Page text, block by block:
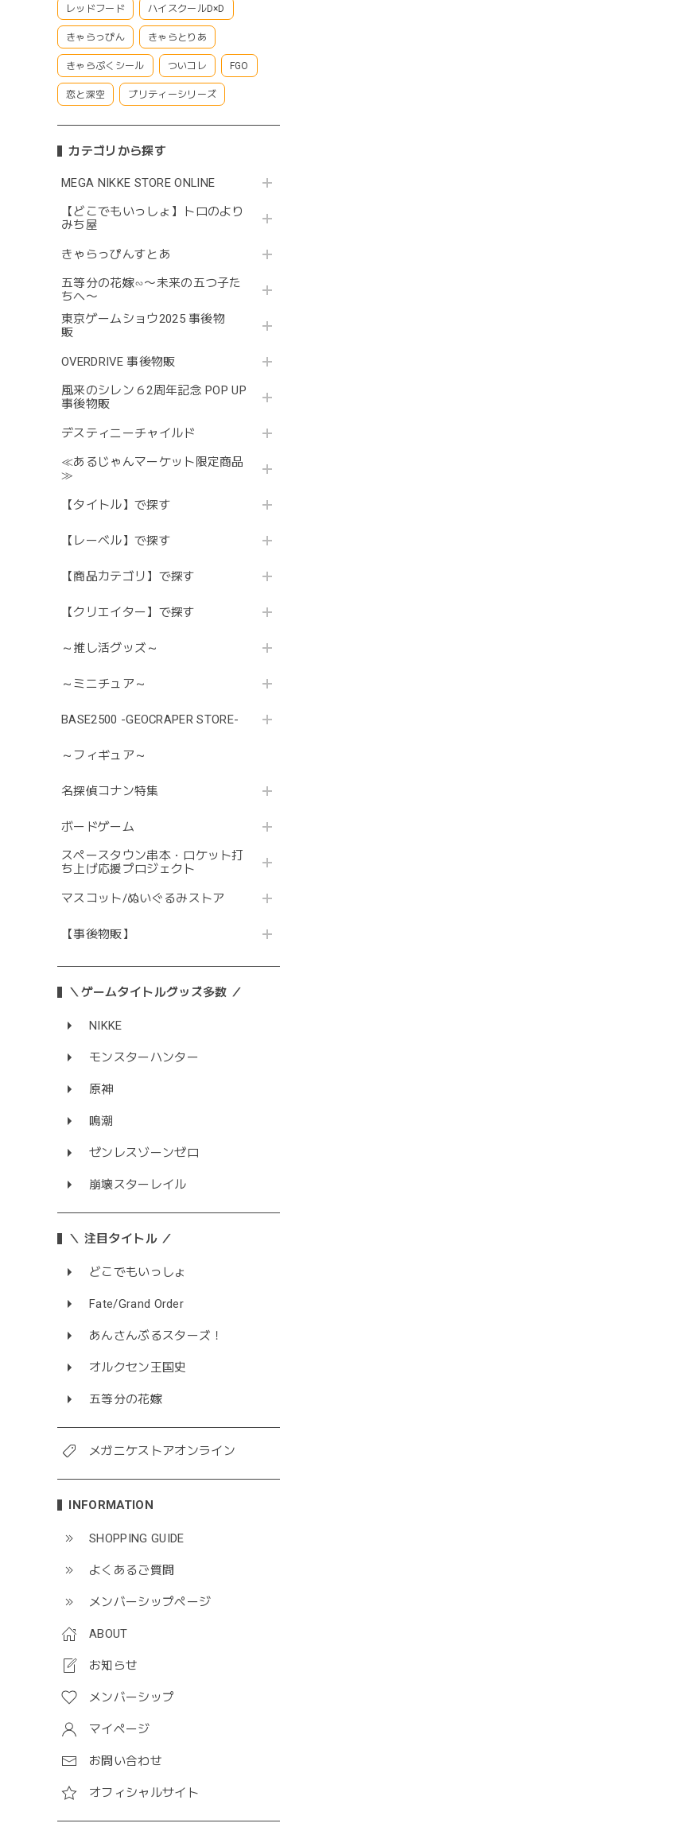
レッドフード ハイスクールD×D
きゃらっぴん きゃらとりあ
きゃらぷくシール ついコレ FGO
恋と深空 プリティーシリーズ
カテゴリから探す
MEGA NIKKE STORE ONLINE
【どこでもいっしょ】トロのより
みち屋
きゃらっぴんすとあ
五等分の花嫁∽〜未来の五つ子た
ちへ〜
東京ゲームショウ2025 事後物
販
OVERDRIVE 事後物販
風来のシレン６2周年記念 POP UP
事後物販
デスティニーチャイルド
≪あるじゃんマーケット限定商品
≫
【タイトル】で探す
【レーベル】で探す
【商品カテゴリ】で探す
【クリエイター】で探す
～推し活グッズ～
～ミニチュア～
BASE2500 -GEOCRAPER STORE-
～フィギュア～
名探偵コナン特集
ボードゲーム
スペースタウン串本・ロケット打
ち上げ応援プロジェクト
マスコット/ぬいぐるみストア
【事後物販】
＼ゲームタイトルグッズ多数 ／
NIKKE
モンスターハンター
原神
鳴潮
ゼンレスゾーンゼロ
崩壊スターレイル
＼ 注目タイトル ／
どこでもいっしょ
Fate/Grand Order
あんさんぶるスターズ！
オルクセン王国史
五等分の花嫁
メガニケストアオンライン
INFORMATION
SHOPPING GUIDE
よくあるご質問
メンバーシップページ
ABOUT
お知らせ
メンバーシップ
マイページ
お問い合わせ
オフィシャルサイト